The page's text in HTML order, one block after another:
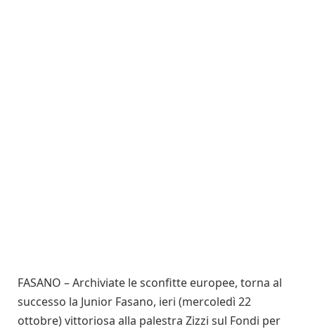
FASANO – Archiviate le sconfitte europee, torna al
successo la Junior Fasano, ieri (mercoledì 22
ottobre) vittoriosa alla palestra Zizzi sul Fondi per